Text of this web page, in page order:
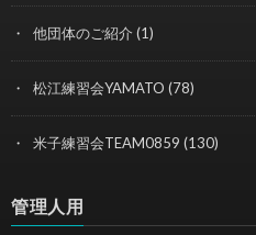
他団体のご紹介 (1)
松江練習会YAMATO (78)
米子練習会TEAM0859 (130)
管理人用